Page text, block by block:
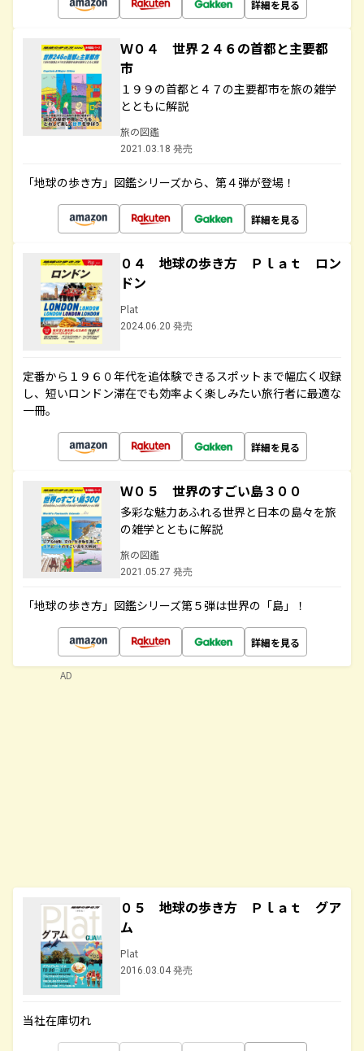
詳細を見る
Ｗ０４ 世界２４６の首都と主要都
市
１９９の首都と４７の主要都市を旅の雑学
とともに解説
旅の図鑑
2021.03.18 発売
「地球の歩き方」図鑑シリーズから、第４弾が登場！
詳細を見る
０４ 地球の歩き方 Ｐｌａｔ ロン
ドン
Plat
2024.06.20 発売
定番から１９６０年代を追体験できるスポットまで幅広く収録
し、短いロンドン滞在でも効率よく楽しみたい旅行者に最適な
一冊。
詳細を見る
Ｗ０５ 世界のすごい島３００
多彩な魅力あふれる世界と日本の島々を旅
の雑学とともに解説
旅の図鑑
2021.05.27 発売
「地球の歩き方」図鑑シリーズ第５弾は世界の「島」！
詳細を見る
０５ 地球の歩き方 Ｐｌａｔ グア
ム
Plat
2016.03.04 発売
当社在庫切れ
AD